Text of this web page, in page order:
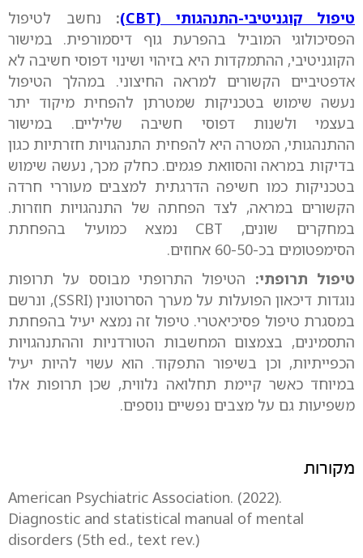
טיפול קוגניטיבי-התנהגותי (CBT)
: נחשב לטיפול
הפסיכולוגי המוביל בהפרעת גוף דיסמורפית. במישור
הקוגניטיבי, ההתמקדות היא בזיהוי ושינוי דפוסי חשיבה לא
אדפטיביים הקשורים למראה החיצוני. במהלך הטיפול
נעשה שימוש בטכניקות שמטרתן להפחית מיקוד יתר
בעצמי ולשנות דפוסי חשיבה שליליים. במישור
ההתנהגותי, המטרה היא להפחית התנהגויות חזרתיות כגון
בדיקות במראה והסוואת פגמים. כחלק מכך, נעשה שימוש
בטכניקות כמו חשיפה הדרגתית למצבים מעוררי חרדה
הקשורים במראה, לצד הפחתה של התנהגויות חוזרות.
במחקרים שונים, CBT נמצא כמועיל בהפחתת
הסימפטומים בכ-60-50 אחוזים.
טיפול תרופתי: הטיפול התרופתי מבוסס על תרופות
נוגדות דיכאון הפועלות על מערך הסרוטונין (SSRI), ונרשם
במסגרת טיפול פסיכיאטרי. טיפול זה נמצא יעיל בהפחתת
התסמינים, בצמצום המחשבות הטורדניות וההתנהגויות
הכפייתיות, וכן בשיפור התפקוד. הוא עשוי להיות יעיל
במיוחד כאשר קיימת תחלואה נלווית, שכן תרופות אלו
משפיעות גם על מצבים נפשיים נוספים.
מקורות
American Psychiatric Association. (2022).
Diagnostic and statistical manual of mental
disorders (5th ed., text rev.)